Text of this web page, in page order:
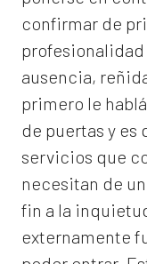
confirmar de
profesionalidad
ausencia,
primero le
de puertas y es
servicios que
necesitan de
fin a la
externamente